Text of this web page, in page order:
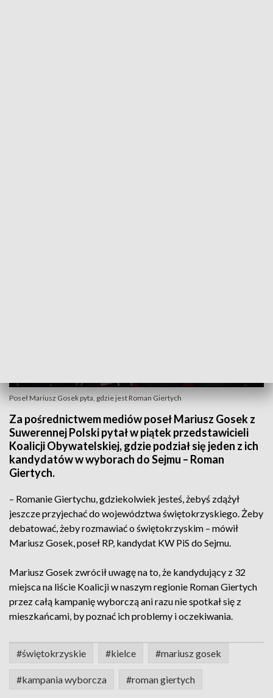
Poseł Mariusz Gosek pyta, gdzie jest Roman Giertych
Za pośrednictwem mediów poseł Mariusz Gosek z
Suwerennej Polski pytał w piątek przedstawicieli
Koalicji Obywatelskiej, gdzie podział się jeden z ich
kandydatów w wyborach do Sejmu – Roman
Giertych.
– Romanie Giertychu, gdziekolwiek jesteś, żebyś zdążył
jeszcze przyjechać do województwa świętokrzyskiego. Żeby
debatować, żeby rozmawiać o świętokrzyskim – mówił
Mariusz Gosek, poseł RP, kandydat KW PiS do Sejmu.
Mariusz Gosek zwrócił uwagę na to, że kandydujący z 32
miejsca na liście Koalicji w naszym regionie Roman Giertych
przez całą kampanię wyborczą ani razu nie spotkał się z
mieszkańcami, by poznać ich problemy i oczekiwania.
#świętokrzyskie #kielce #mariusz gosek
#kampania wyborcza #roman giertych